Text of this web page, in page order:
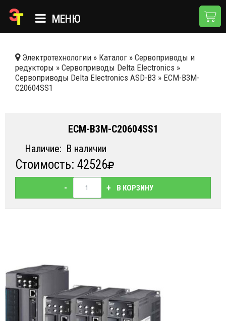
МЕНЮ
КАТАЛОГ
О КОМПАНИИ
НОВОСТИ
ДОСТАВКА И ОПЛАТА
КОНТАКТЫ
Электротехнологии » Каталог » Сервоприводы и
редукторы » Сервоприводы Delta Electronics »
Сервоприводы Delta Electronics ASD-B3 » ECM-B3M-
C20604SS1
ECM-B3M-C20604SS1
Наличие: В наличии
Стоимость: 42526
- + В КОРЗИНУ